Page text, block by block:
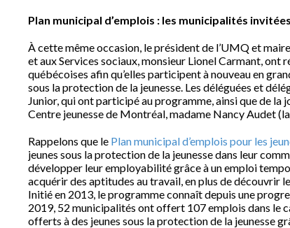
Plan municipal d’emplois : les municipalités
À cette même occasion, le président de l’UMQ et
et aux Services sociaux, monsieur Lionel Carmant, ont
québécoises afin qu’elles participent à nouveau en
sous la protection de la jeunesse. Les déléguées et
Junior, qui ont participé au programme, ainsi que de
Centre jeunesse de Montréal, madame Nancy Audet
Rappelons que le Plan municipal d’emplois pour les
jeunes sous la protection de la jeunesse dans leur
développer leur employabilité grâce à un emploi
acquérir des aptitudes au travail, en plus de découvrir
Initié en 2013, le programme connaît depuis une
2019, 52 municipalités ont offert 107 emplois dans le
offerts à des jeunes sous la protection de la jeunesse